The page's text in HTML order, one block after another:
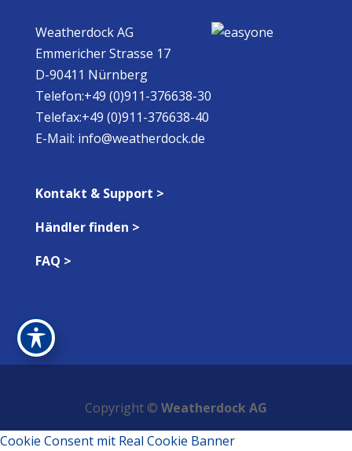
Weatherdock AG
Emmericher Strasse 17
D-90411 Nürnberg
Telefon:+49 (0)911-376638-30
Telefax:+49 (0)911-376638-40
E-Mail: info@weatherdock.de
Kontakt & Support >
Händler finden >
FAQ >
Copyright © Weatherdock AG
Cookie Consent mit Real Cookie Banner